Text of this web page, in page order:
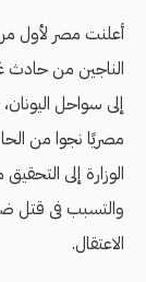
أعلنت مصر لأول
الناجين من حادث
إلى سواحل
مصريًا نجوا من
والتسبب فى قتل
الاعتقال.